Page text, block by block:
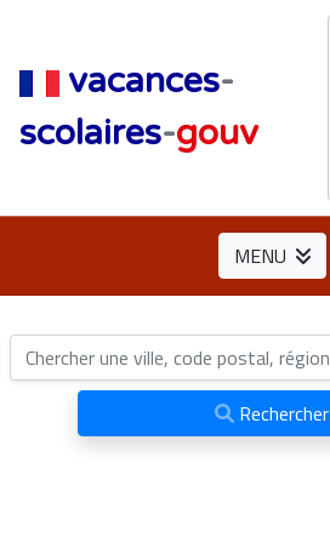
vacances-
scolaires-gouv
MENU
Rechercher